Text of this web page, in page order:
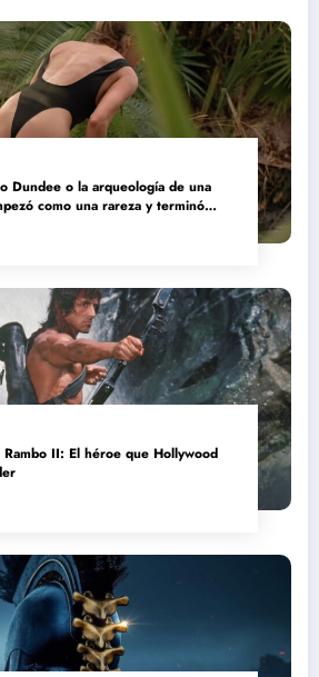
Dundee o la arqueología de una
como una rareza y terminó
II: El héroe que Hollywood